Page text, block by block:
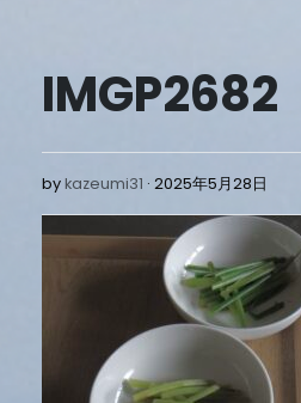
IMGP2682
bykazeumi31 2025年5月28日
5
28
日